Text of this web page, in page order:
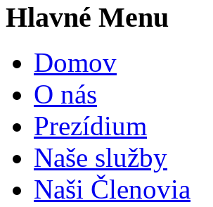
Hlavné Menu
Domov
O nás
Prezídium
Naše služby
Naši Členovia